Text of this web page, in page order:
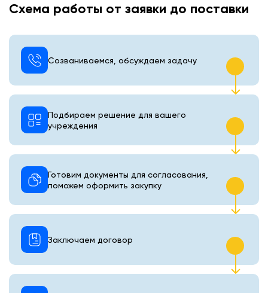
Схема работы от заявки до поставки
Созваниваемся, обсуждаем задачу
Подбираем решение для вашего
учреждения
Готовим документы для согласования,
поможем оформить закупку
Заключаем договор